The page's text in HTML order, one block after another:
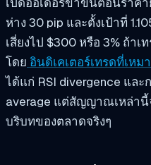
ห่าง 30 pip และตั้งเป้าที่
เสี่ยงไป $300 หรือ 3% ถ้า
โดย อินดิเคเตอร์เทรดที่เหม
ได้แก่ RSI divergence และ
average แต่สัญญาณเหล่านี้
บริบทของตลาดจริงๆ